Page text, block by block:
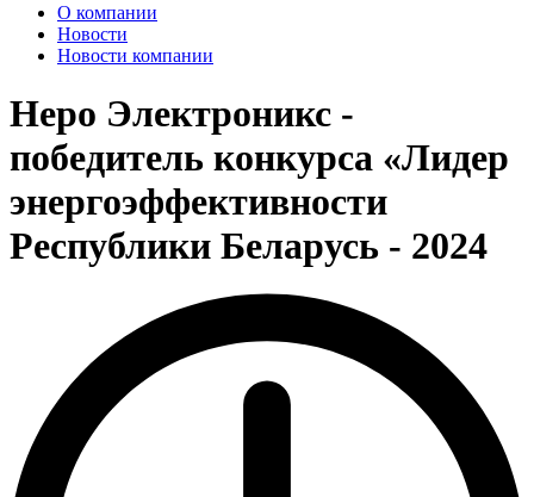
О компании
Новости
Новости компании
Неро Электроникс -
победитель конкурса «Лидер
энергоэффективности
Республики Беларусь - 2024